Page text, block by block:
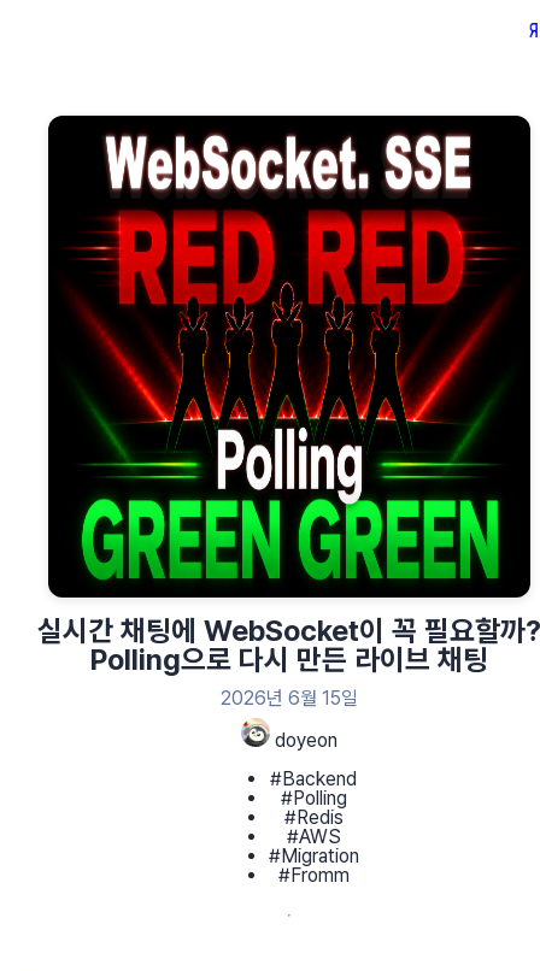
R
실시간 채팅에 WebSocket이 꼭 필요할까?
Polling으로 다시 만든 라이브 채팅
2026년 6월 15일
doyeon
#Backend
#Polling
#Redis
#AWS
#Migration
#Fromm